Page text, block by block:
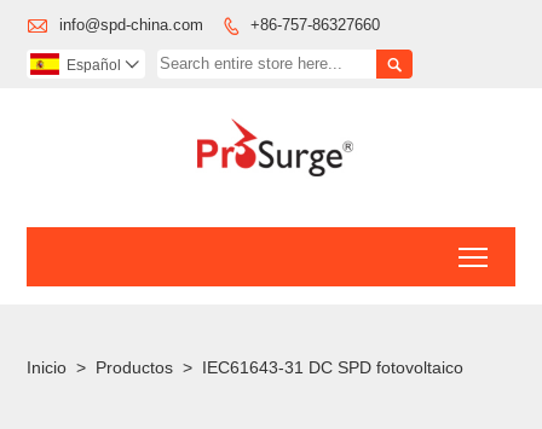
 info@spd-china.com  +86-757-86327660

Español 
Inicio > Productos > IEC61643-31 DC SPD fotovoltaico